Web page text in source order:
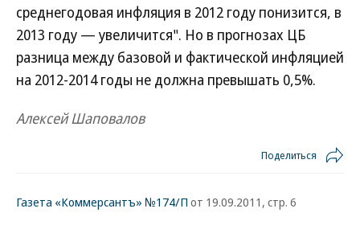
среднегодовая инфляция в 2012 году понизится, в
2013 году — увеличится". Но в прогнозах ЦБ
разница между базовой и фактической инфляцией
на 2012-2014 годы не должна превышать 0,5%.
Алексей Шаповалов
Поделиться
Газета «Коммерсантъ» №174/П от 19.09.2011, стр. 6